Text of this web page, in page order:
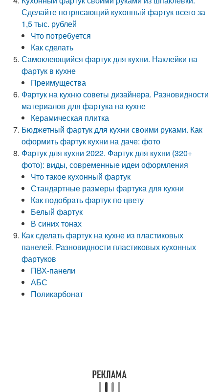
Сделайте потрясающий кухонный фартук всего за
1,5 тыс. рублей
Что потребуется
Как сделать
Самоклеющийся фартук для кухни. Наклейки на
фартук в кухне
Преимущества
Фартук на кухню советы дизайнера. Разновидности
материалов для фартука на кухне
Керамическая плитка
Бюджетный фартук для кухни своими руками. Как
оформить фартук кухни на даче: фото
Фартук для кухни 2022. Фартук для кухни (320+
фото): виды, современные идеи оформления
Что такое кухонный фартук
Стандартные размеры фартука для кухни
Как подобрать фартук по цвету
Белый фартук
В синих тонах
Как сделать фартук на кухне из пластиковых
панелей. Разновидности пластиковых кухонных
фартуков
ПВХ-панели
АБС
Поликарбонат